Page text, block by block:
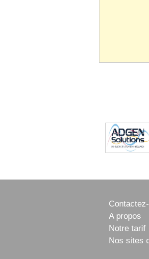
A propos
Notre tarif
Nos sites